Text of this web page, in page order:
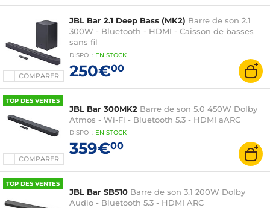
COMPARER
JBL Bar 2.1 Deep Bass (MK2) Barre de son 2.1
300W - Bluetooth - HDMI - Caisson de basses
sans fil
DISPO : EN STOCK
250€00
TOP DES VENTES
COMPARER
JBL Bar 300MK2 Barre de son 5.0 450W Dolby
Atmos - Wi-Fi - Bluetooth 5.3 - HDMI aARC
DISPO : EN STOCK
359€00
TOP DES VENTES
JBL Bar SB510 Barre de son 3.1 200W Dolby
Audio - Bluetooth 5.3 - HDMI ARC